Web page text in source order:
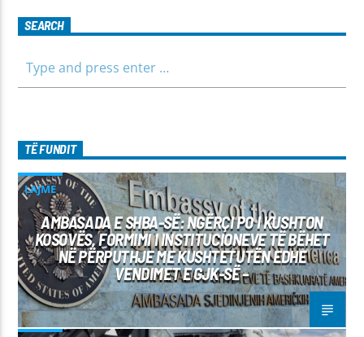
SEARCH
TË FUNDIT
LAJME
AMBASADA E SHBA-SË: NGËRÇI PO I KUSHTON
KOSOVËS, FORMIMI I INSTITUCIONEVE TË BËHET
NË PËRPUTHJE ME KUSHTETUTËN EDHE
VENDIMET E GJK-SË –